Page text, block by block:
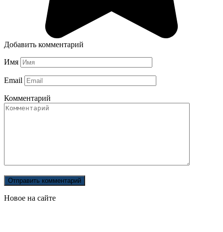
Добавить комментарий
Имя
Email
Комментарий
Новое на сайте